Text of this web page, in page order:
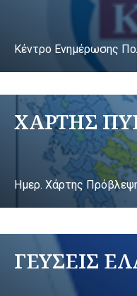
Κέντρο Ενημέρωσης
ΧΑΡΤΗΣ
Ημερ. Χάρτης
ΓΕΥΣΕΙΣ